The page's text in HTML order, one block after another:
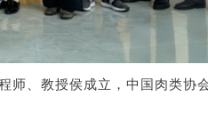
师、教授侯成立，中国肉类协